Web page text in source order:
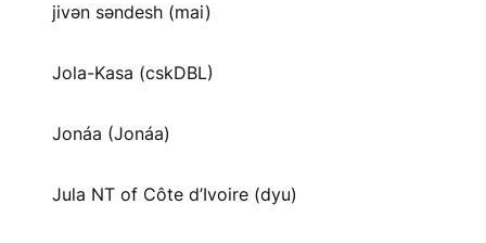
jivən səndesh (mai)
Jola-Kasa (cskDBL)
Jonáa (Jonáa)
Jula NT of Côte d’Ivoire (dyu)